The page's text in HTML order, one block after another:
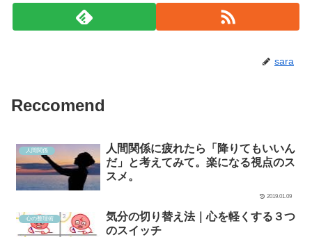
sara
Reccomend
人間関係
人間関係に疲れたら「降りてもいいん
だ」と考えてみて。楽になる視点のス
スメ。
2019.01.09
心の整理術
気分の切り替え法｜心を軽くする３つ
のスイッチ